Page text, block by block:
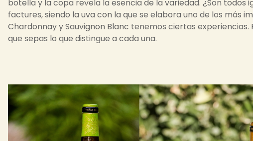
botella y la copa revela la esencia de la variedad. ¿Son todos
factures, siendo la uva con la que se elabora uno de los más
Chardonnay y Sauvignon Blanc tenemos ciertas
que sepas lo que distingue a cada una.